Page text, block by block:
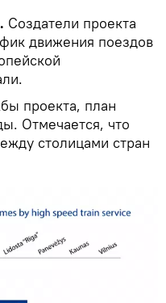
Создатели проекта
движения поездов
проекта, план
Отмечается, что
столицами стран